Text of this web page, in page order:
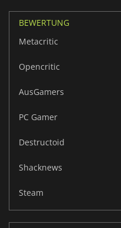
BEWERTUNG
Metacritic
Opencritic
AusGamers
PC Gamer
Destructoid
Shacknews
Steam